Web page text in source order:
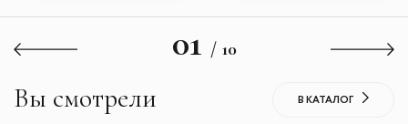
01 / 10
Вы смотрели В КАТАЛОГ